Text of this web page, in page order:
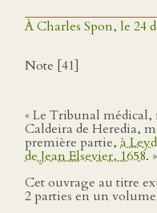
À Charles Spon, le 24
Note [41]
« Le Tribunal
Caldeira de Heredia,
première partie, à
de Jean Elsevier, 1658.
Cet ouvrage au titre
2 parties en un